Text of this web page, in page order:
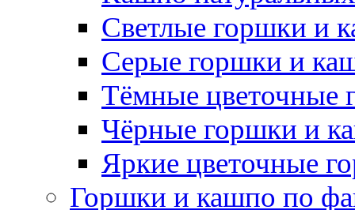
Светлые горшки и
Серые горшки и
Тёмные цветочные
Чёрные горшки и
Яркие цветочные
Горшки и кашпо по